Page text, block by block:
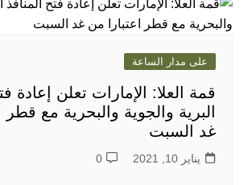
على مدار الساعة
قمة العلا: الإمارات تعلن إعادة
البرية والجوية والبحرية مع قطر
غد السبت
يناير 10, 2021 0